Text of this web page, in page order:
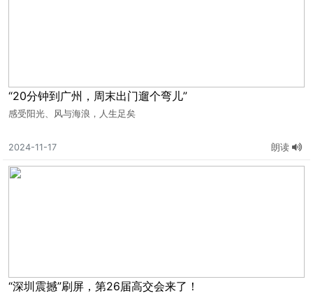
“20分钟到广州，周末出门遛个弯儿”
感受阳光、风与海浪，人生足矣
2024-11-17 朗读
“深圳震撼”刷屏，第26届高交会来了！